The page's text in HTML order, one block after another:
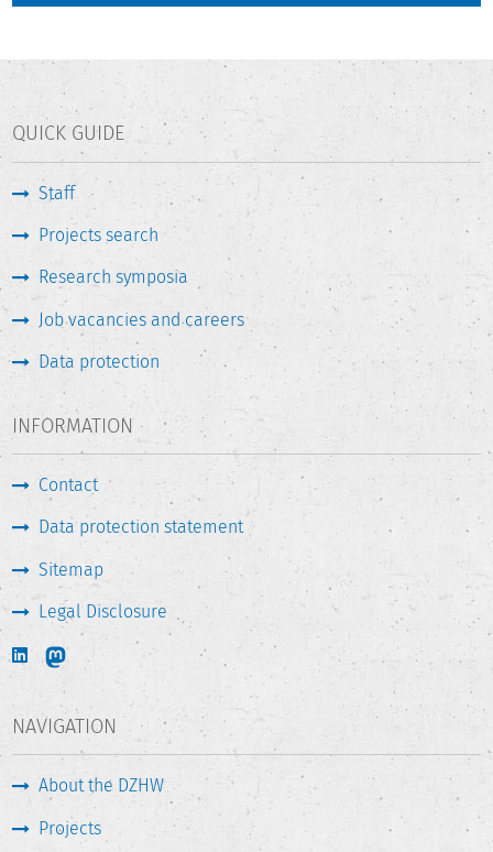
QUICK GUIDE
Staff
Projects search
Research symposia
Job vacancies and careers
Data protection
INFORMATION
Contact
Data protection statement
Sitemap
Legal Disclosure
NAVIGATION
About the DZHW
Projects